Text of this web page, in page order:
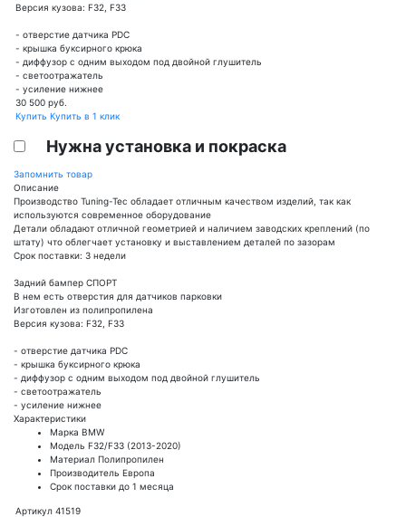
Версия кузова: F32, F33
- отверстие датчика PDC
- крышка буксирного крюка
- диффузор с одним выходом под двойной глушитель
- светоотражатель
- усиление нижнее
30 500 руб.
Купить Купить в 1 клик
Нужна установка и покраска
Запомнить товар
Описание
Производство Tuning-Tec обладает отличным качеством изделий, так как
используются современное оборудование
Детали обладают отличной геометрией и наличием заводских креплений (по
штату) что облегчает установку и выставлением деталей по зазорам
Срок поставки: 3 недели
Задний бампер СПОРТ
В нем есть отверстия для датчиков парковки
Изготовлен из полипропилена
Версия кузова: F32, F33
- отверстие датчика PDC
- крышка буксирного крюка
- диффузор с одним выходом под двойной глушитель
- светоотражатель
- усиление нижнее
Характеристики
Марка BMW
Модель F32/F33 (2013-2020)
Материал Полипропилен
Производитель Европа
Срок поставки до 1 месяца
Артикул 41519